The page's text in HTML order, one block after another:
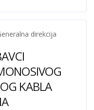
direkcija
KABLA